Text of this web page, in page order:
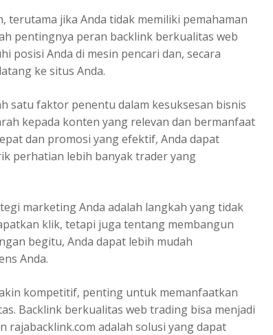
jika Anda tidak memiliki pemahaman
pentingnya peran backlink berkualitas web
posisi Anda di mesin pencari dan, secara
ke situs Anda.
satu faktor penentu dalam kesuksesan bisnis
kepada konten yang relevan dan bermanfaat
dan promosi yang efektif, Anda dapat
perhatian lebih banyak trader yang
marketing Anda adalah langkah yang tidak
klik, tetapi juga tentang membangun
begitu, Anda dapat lebih mudah
Anda.
kompetitif, penting untuk memanfaatkan
Backlink berkualitas web trading bisa menjadi
adalah solusi yang dapat